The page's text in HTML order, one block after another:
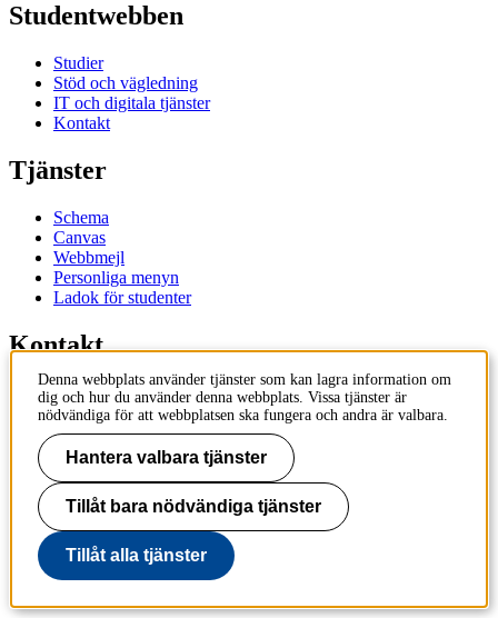
Studentwebben
Studier
Stöd och vägledning
IT och digitala tjänster
Kontakt
Tjänster
Schema
Canvas
Webbmejl
Personliga menyn
Ladok för studenter
Kontakt
Kontakta utbildningsprogram
Kontakta kurs
IT-support
KTH Entré
KTH
100 44 Stockholm
+46 8 790 60 00
info@kth.se
Denna webbplats använder tjänster som kan lagra information om
dig och hur du använder denna webbplats. Vissa tjänster är
nödvändiga för att webbplatsen ska fungera och andra är valbara.
Hantera valbara tjänster
Tillåt bara nödvändiga tjänster
Tillåt alla tjänster